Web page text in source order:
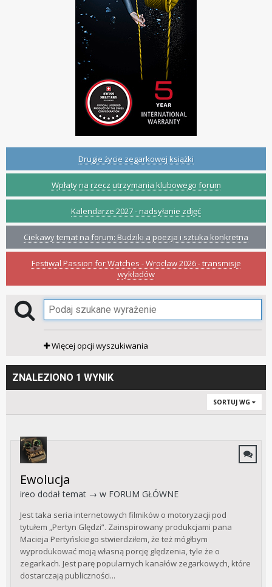
Drugie życie zegarkowej książki
Wpłaty na rzecz utrzymania klubowego forum
Kalendarze 2027 - nadsyłanie zdjęć
Ciekawy temat na forum: Budziki a poezja i sztuka konkretna
Festiwal Passion for Watches - Wrocław 2026 - transmisje
wykładów
Więcej opcji wyszukiwania
ZNALEZIONO 1 WYNIK
SORTUJ WG
Ewolucja
ireo dodał temat → w FORUM GŁÓWNE
Jest taka seria internetowych filmików o motoryzacji pod
tytułem „Pertyn Ględzi”. Zainspirowany produkcjami pana
Macieja Pertyńskiego stwierdziłem, że też mógłbym
wyprodukować moją własną porcję ględzenia, tyle że o
zegarkach. Jest parę popularnych kanałów zegarkowych, które
dostarczają publiczności...